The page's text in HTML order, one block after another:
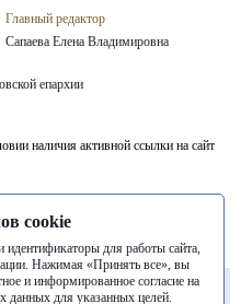
Главный редактор
Сапаева Елена Владимировна
епархии
наличия активной ссылки на сайт
изданиях (книгах, прессе) возможна
Балаковская
cookie
для работы сайта,
Нажимая «Принять все», вы
и информированное согласие на
данных для указанных целей.